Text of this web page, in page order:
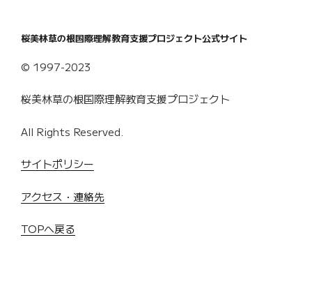
桜美林草の根国際理解教育支援プロジェクト公式サイト
© 1997-2023
桜美林草の根国際理解教育支援プロジェクト
All Rights Reserved.
サイトポリシー
アクセス・連絡先
TOPへ戻る